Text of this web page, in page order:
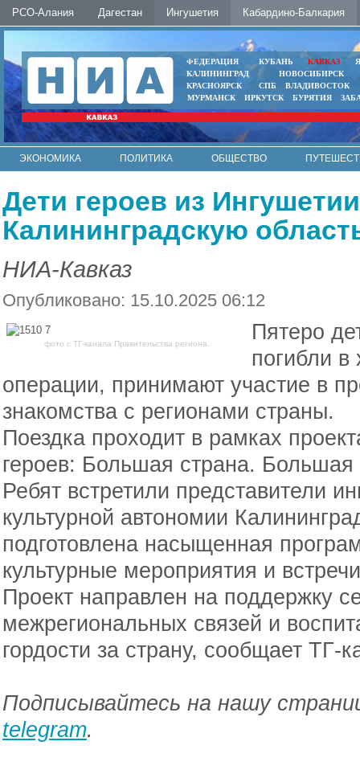
РСО-Алания Дагестан Ингушетия Кабардино-Балкария
ФЕДЕРАЦИЯ КУБАНЬ КАВКАЗ
КАЛИНИНГРАД
НОВОСИБИРСК
КРАСНОЯРСК
СПБ
ВЛАДИВОСТОК
МУРМАНСК
ИРКУТСК БУРЯТИЯ
ЭКОНОМИКА ПОЛИТИКА ОБЩЕСТВО
Дети героев из
Калининградскую
НИА-Кавказ
Опубликовано: 15.10.2025 06:12
фото с ТГ-канала Правительства региона.
Пятеро
погибли
операции, принимают участие в
знакомства с регионами страны.
Поездка проходит в рамках
героев: Большая страна.
Ребят встретили представители
культурной автономии
подготовлена насыщенная
культурные мероприятия и
Проект направлен на поддержку
межрегиональных связей и
гордости за страну, сообщает ТГ-
Подписывайтесь на нашу
telegram.